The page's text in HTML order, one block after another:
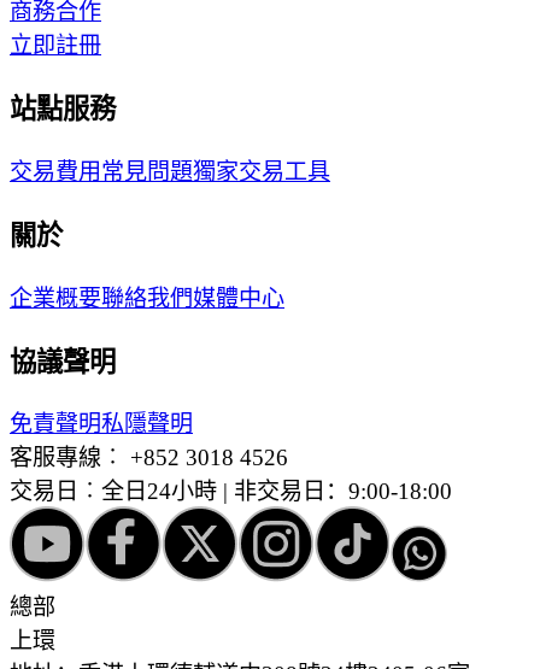
商務合作
立即註冊
站點服務
交易費用常見問題獨家交易工具
關於
企業概要聯絡我們媒體中心
協議聲明
免責聲明私隱聲明
客服專線︰ +852 3018 4526
交易日︰全日24小時 | 非交易日：9:00-18:00
總部
上環